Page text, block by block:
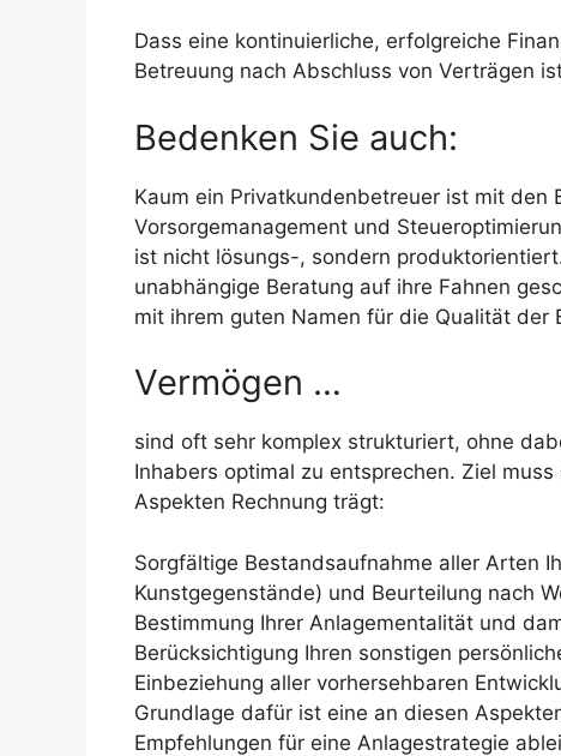
Dass eine kontinuierliche, erfolgreiche
Betreuung nach Abschluss von Verträgen
Bedenken Sie auch:
Kaum ein Privatkundenbetreuer ist mit den
Vorsorgemanagement und
ist nicht lösungs-, sondern
unabhängige Beratung auf ihre Fahnen
mit ihrem guten Namen für die Qualität der
Vermögen …
sind oft sehr komplex strukturiert, ohne
Inhabers optimal zu entsprechen. Ziel
Aspekten Rechnung trägt:
Sorgfältige Bestandsaufnahme aller Arten
Kunstgegenstände) und Beurteilung nach
Bestimmung Ihrer Anlagementalität und
Berücksichtigung Ihren sonstigen
Einbeziehung aller vorhersehbaren
Grundlage dafür ist eine an diesen
Empfehlungen für eine Anlagestrategie